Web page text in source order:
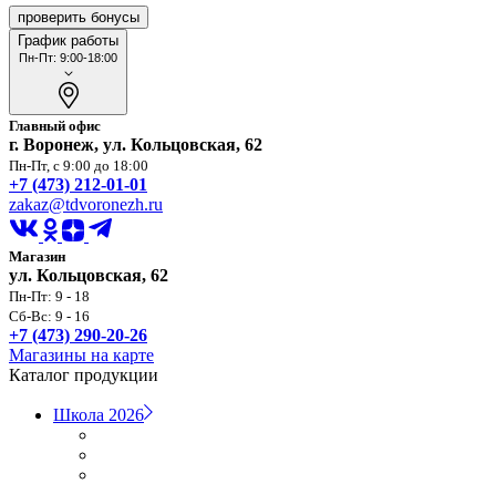
проверить бонусы
График работы
Пн-Пт: 9:00-18:00
Главный офис
г. Воронеж, ул. Кольцовская, 62
Пн-Пт, с 9:00 до 18:00
+7 (473) 212-01-01
zakaz@tdvoronezh.ru
Магазин
ул. Кольцовская, 62
Пн-Пт: 9 - 18
Сб-Вс: 9 - 16
+7 (473) 290-20-26
Магазины на карте
Каталог продукции
Школа 2026